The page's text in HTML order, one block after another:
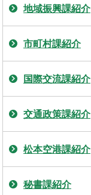
地域振興課紹介
市町村課紹介
国際交流課紹介
交通政策課紹介
松本空港課紹介
秘書課紹介